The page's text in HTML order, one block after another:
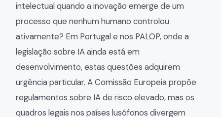
intelectual quando a inovação emerge de um
processo que nenhum humano controlou
ativamente? Em Portugal e nos PALOP, onde a
legislação sobre IA ainda está em
desenvolvimento, estas questões adquirem
urgência particular. A Comissão Europeia propõe
regulamentos sobre IA de risco elevado, mas os
quadros legais nos países lusófonos divergem